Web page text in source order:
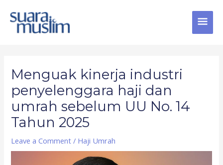
content
Menguak kinerja industri
penyelenggara haji dan
umrah sebelum UU No. 14
Tahun 2025
Leave a Comment / Haji Umrah